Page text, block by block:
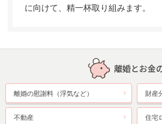
に向けて、精一杯取り組みます。
離婚とお金
離婚の慰謝料（浮気など） 財産
不動産 住宅